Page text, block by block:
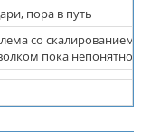
пора в путь
со скалированием
пока